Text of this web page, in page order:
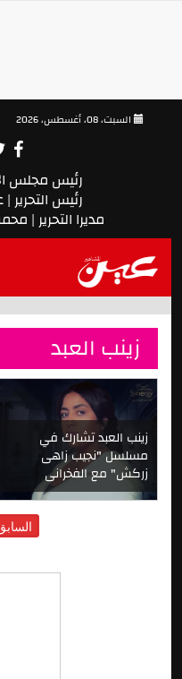
رئيس مجلس
رئيس التحرير
مديرا التحرير |
زينب العبد
زينب العبد تشارك في
مسلسل "نجيب زاهى
زركش" مع الفخرانى